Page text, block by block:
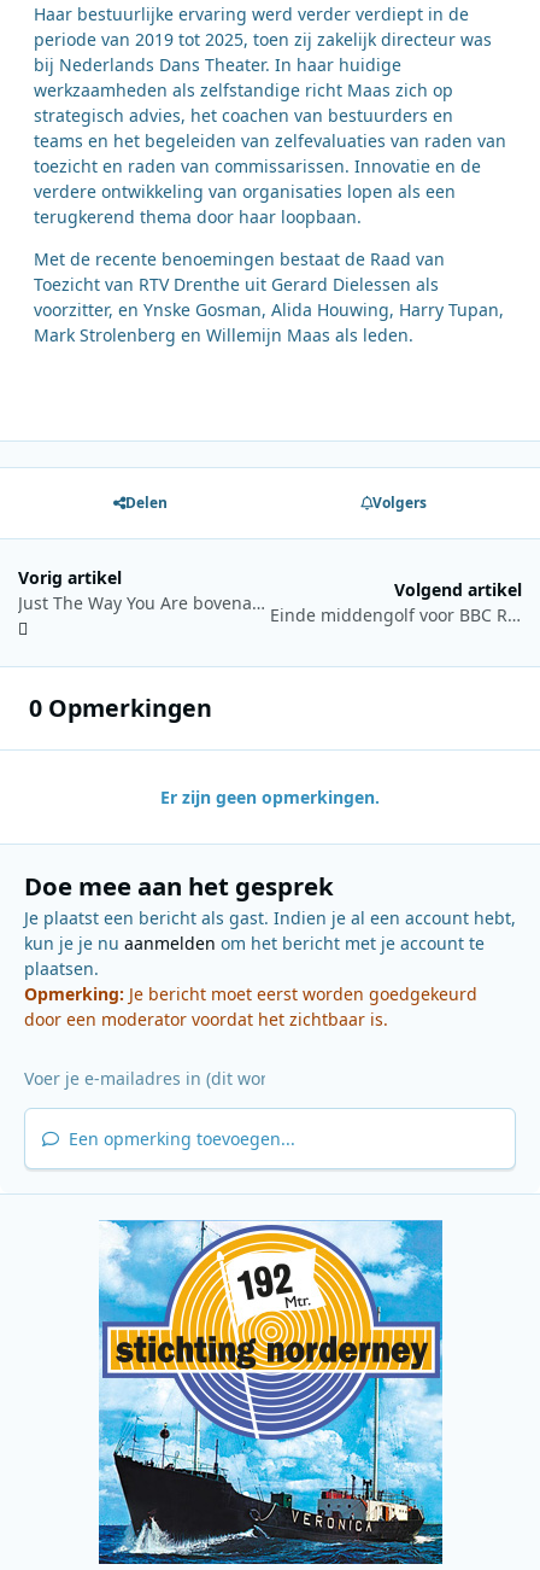
Haar bestuurlijke ervaring werd verder verdiept in de
periode van 2019 tot 2025, toen zij zakelijk directeur was
bij Nederlands Dans Theater. In haar huidige
werkzaamheden als zelfstandige richt Maas zich op
strategisch advies, het coachen van bestuurders en
teams en het begeleiden van zelfevaluaties van raden van
toezicht en raden van commissarissen. Innovatie en de
verdere ontwikkeling van organisaties lopen als een
terugkerend thema door haar loopbaan.
Met de recente benoemingen bestaat de Raad van
Toezicht van RTV Drenthe uit Gerard Dielessen als
voorzitter, en Ynske Gosman, Alida Houwing, Harry Tupan,
Mark Strolenberg en Willemijn Maas als leden.
Delen Volgers
Vorig artikel
Just The Way You Are bovenaan Valentijn Top 50 van Sky Radio
Volgend artikel
Einde middengolf voor BBC Radio op de Kanaaleilanden
0 Opmerkingen
Er zijn geen opmerkingen.
Doe mee aan het gesprek
Je plaatst een bericht als gast. Indien je al een account hebt,
kun je je nu aanmelden om het bericht met je account te
plaatsen.
Opmerking: Je bericht moet eerst worden goedgekeurd
door een moderator voordat het zichtbaar is.
Een opmerking toevoegen...